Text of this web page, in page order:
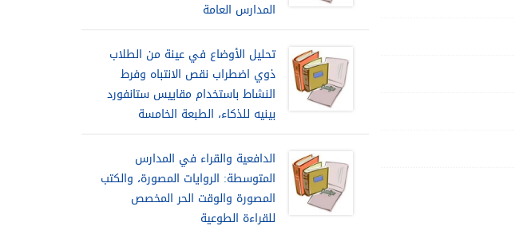
المدارس العامة
تحليل الأوضاع في عينة من الطلاب
ذوي اضطراب نقص الانتباه وفرط
النشاط باستخدام مقاييس ستانفورد
بينيه للذكاء، الطبعة الخامسة
الدافعية والقراء في المدارس
المتوسطة: الروايات المصورة، والكتب
المصورة والوقت الحر المخصص
للقراءة الطوعية